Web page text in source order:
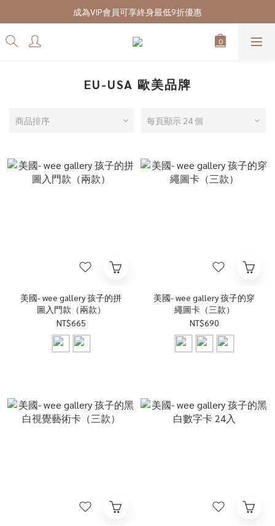
7/28-8/20 CUBi 收藏季全館買二送一
成為VIP會員可享終身最低9折優惠
7/28-8/20 CUBi 收藏季全館買二送一
EU-USA 歐美品牌
商品排序 每頁顯示 24 個
美國- wee gallery 孩子的拼
圖入門款（兩款）
NT$665
美國- wee gallery 孩子的穿
繩圖卡（三款）
NT$690